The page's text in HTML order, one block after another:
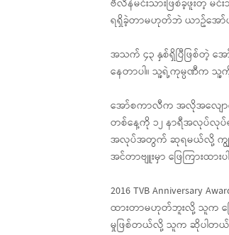
ဗီလိန်မင်းသားဖြစ်ခဲ့ဖူးတဲ့
ရရှိခဲ့တာမဟုတ်ဘဲ ယာဥ်အော်
အသက် ၄၃ နှစ်ရှိပြီဖြစ်တဲ့
နေတာပါ။ သူ့ရဲ့ကုမ္ပဏီက သူ့ကို
အော်စကာလီက အလိုအလျော
တစ်နေ့ကို ၁၂ နာရီအလုပ်လုပ်
အလုပ်အတွက် ဆုရမယ်လို့ ကျွန်တ
အင်တာဗျူးမှာ ဖြေကြားထား
2016 TVB Anniversary
ထားတာမဟုတ်ဘူးလို့ သူက ပြ
မှုဖြစ်တယ်လို့ သူက ဆိုပါတယ်